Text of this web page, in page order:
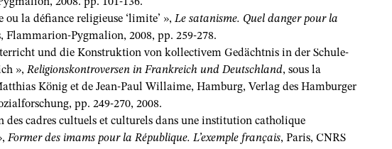
ou la défiance religieuse ‘limite’ », Le satanisme. Quel danger pour la
Flammarion-Pygmalion, 2008, pp. 259-278.
und die Konstruktion von kollectivem Gedächtnis in der Schule-
», Religionskontroversen in Frankreich und Deutschland, sous la
König et de Jean-Paul Willaime, Hamburg, Verlag des Hamburger
pp. 249-270, 2008.
des cadres cultuels et culturels dans une institution catholique
Former des imams pour la République. L’exemple français, Paris, CNRS